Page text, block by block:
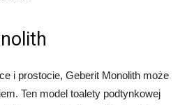
i prostocie, Geberit Monolith może
Ten model toalety podtynkowej